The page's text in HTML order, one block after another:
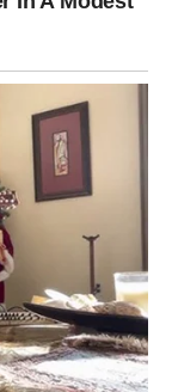
mogu ostvariti
obrta
okolnosti
i iskustva.
I kada
uspijevaju